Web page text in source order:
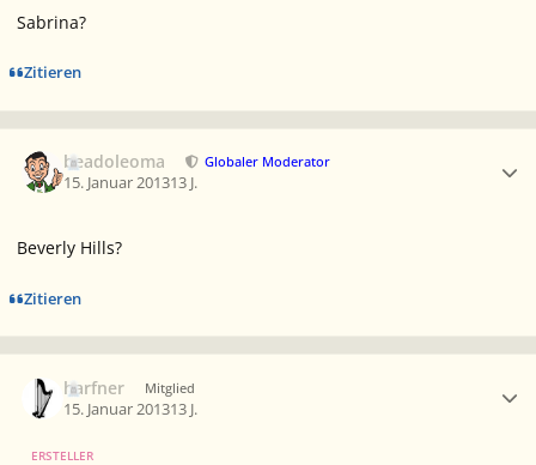
Sabrina?
Zitieren
beadoleoma Globaler Moderator
15. Januar 201313 J.
Beverly Hills?
Zitieren
harfner Mitglied
15. Januar 201313 J.
ERSTELLER